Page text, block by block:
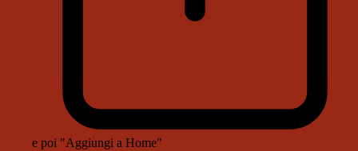
e poi "Aggiungi a Home"